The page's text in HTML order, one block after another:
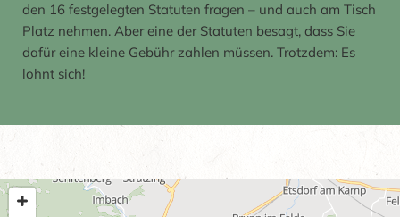
den 16 festgelegten Statuten fragen – und auch am Tisch
Platz nehmen. Aber eine der Statuten besagt, dass Sie
dafür eine kleine Gebühr zahlen müssen. Trotzdem: Es
lohnt sich!